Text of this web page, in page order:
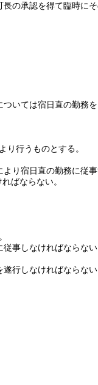
の承認を得て臨時に
いては宿日直の勤務を
り行うものとする。
り宿日直の勤務に従
ばならない。
事しなければならない
行しなければならない